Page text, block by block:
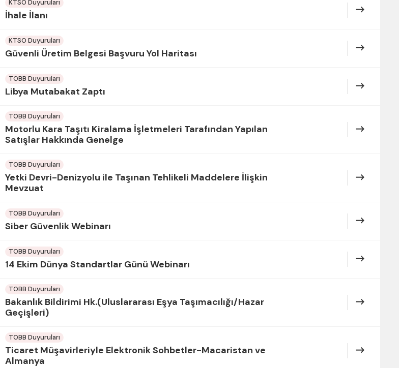
KTSO Duyuruları
İhale İlanı
KTSO Duyuruları
Güvenli Üretim Belgesi Başvuru Yol Haritası
TOBB Duyuruları
Libya Mutabakat Zaptı
TOBB Duyuruları
Motorlu Kara Taşıtı Kiralama İşletmeleri Tarafından Yapılan
Satışlar Hakkında Genelge
TOBB Duyuruları
Yetki Devri-Denizyolu ile Taşınan Tehlikeli Maddelere İlişkin
Mevzuat
TOBB Duyuruları
Siber Güvenlik Webinarı
TOBB Duyuruları
14 Ekim Dünya Standartlar Günü Webinarı
TOBB Duyuruları
Bakanlık Bildirimi Hk.(Uluslararası Eşya Taşımacılığı/Hazar
Geçişleri)
TOBB Duyuruları
Ticaret Müşavirleriyle Elektronik Sohbetler-Macaristan ve
Almanya